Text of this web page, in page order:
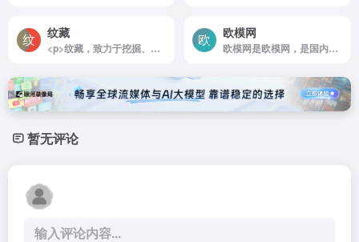
纹藏
<p>纹藏，致力于挖掘、复原、再造中国纹样，建立中国纹样数据体系。从2018年起建设以纹样为标本的中华民族文化视觉基因工程，迄今为止以五大脉络(历史、地域、民族、载体、寓意）开发500余个专题纹样数据库，已梳理和设计30000余组纹样的信息和模型。</p><p> <span>打赏</span><span class="like-count">赞</span><span>微海报</span><span>分享</span></p>
欧模网
欧模网是欧模网，是国内领先的3d模型与设计资源库。
暂无评论